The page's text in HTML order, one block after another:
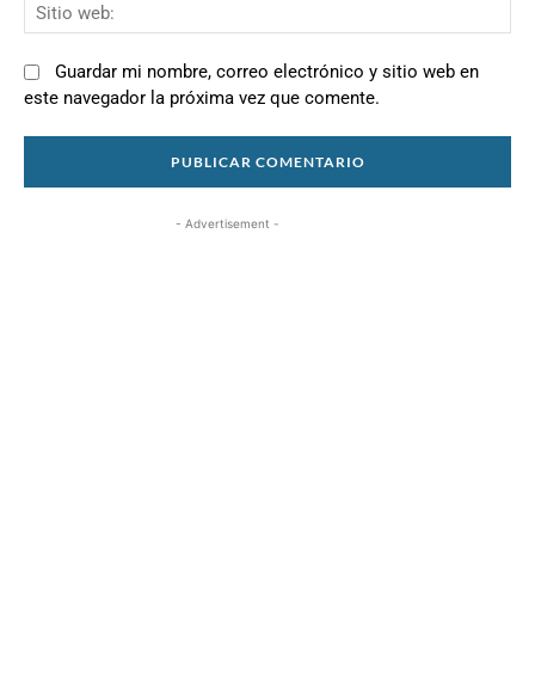
Guardar mi nombre, correo electrónico y sitio web en
este navegador la próxima vez que comente.
- Advertisement -